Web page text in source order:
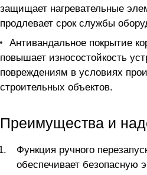
защищает нагревательные
продлевает срок службы
Антивандальное покрытие
повышает износостойкость
повреждениям в условиях
строительных объектов.
Преимущества и
Функция ручного
обеспечивает безопасную